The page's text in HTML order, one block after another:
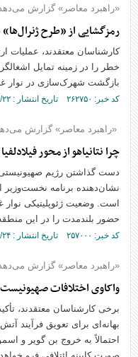
«راهبرد معاصر» گزارش
رمزگشایی از «طرح
کارشناسان معتقدند، عملیات
خطر را در زمینه تمایل
بازگشت شهرک‌سازی در نوار
کد خبر: ۲۶۲۷۵۰ تاریخ انتشار : ۱۴۰۳/۰۸/۲۲
«راهبرد معاصر» گزارش
چرا نتانیاهو از محور
دست گذاشتن رژیم
نشان‌دهنده برنامه نخست‌وزیر
است. وضعیت ژئوپلیتیکی نوار
حضور بلندمدت را در این
کد خبر: ۲۵۷۰۰۰ تاریخ انتشار : ۱۴۰۳/۰۶/۲۴
«راهبرد معاصر» گزارش
واکاوی اختلافات
برخی کارشناسان معتقدند،
بهانه‌ای برای تعویق
احتمالاً به خروج بن گویر و